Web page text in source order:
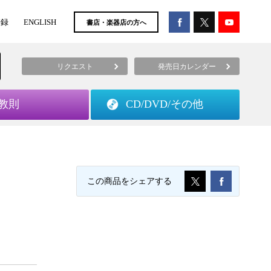
ENGLISH 書店・楽器店の方へ
リクエスト 発売日カレンダー
則 CD/DVD/その他
この商品をシェアする